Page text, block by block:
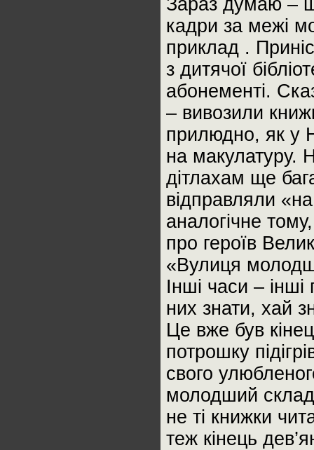
Зараз думаю –
кадри за межі
приклад .
з дитячої
абонементі.
– вивозили
прилюдно, як у
на макулатуру.
дітлахам ще
відправляли
аналогічне
про героїв
«Вулиця
Інші часи –
них знати, хай
Це вже був
потрошку
свого
молодший
не ті книжки
теж кінець